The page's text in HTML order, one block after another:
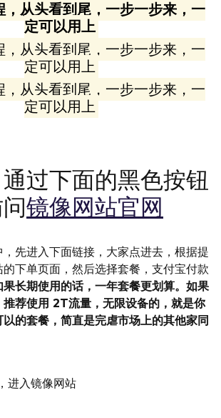
，从头看到尾，一步一步来，一
定可以用上
，从头看到尾，一步一步来，一
定可以用上
，从头看到尾，一步一步来，一
定可以用上
过下面的黑色按钮
镜像网站官网
先进入下面链接，大家点进去，根据提
下单页面，然后选择套餐，支付宝付款
果长期使用的话，一年套餐更划算。如果
推荐使用 2T流量，无限设备的，就是你
的套餐，简直是完虐市场上的其他家同
，进入镜像网站